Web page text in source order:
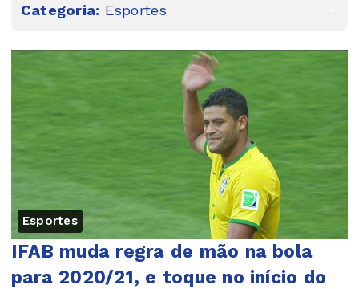
Categoria: Esportes
Esportes
IFAB muda regra de mão na bola
para 2020/21, e toque no início do